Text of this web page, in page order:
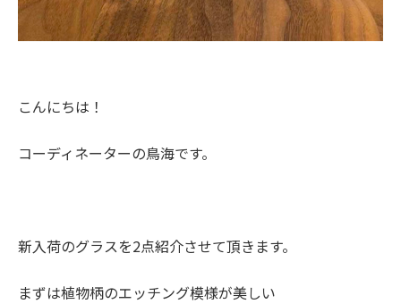
こんにちは！
コーディネーターの鳥海です。
新入荷のグラスを2点紹介させて頂きます。
まずは植物柄のエッチング模様が美しい